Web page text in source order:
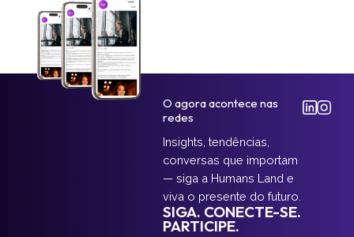
O agora acontece nas
redes
Insights, tendências,
conversas que importam
— siga a Humans Land e
viva o presente do futuro.
SIGA. CONECTE-SE.
PARTICIPE.